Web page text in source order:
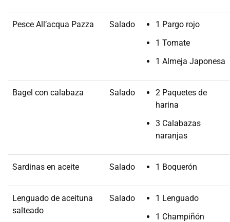
Pesce All’acqua Pazza Salado
1 Pargo rojo
1 Tomate
1 Almeja Japonesa
Bagel con calabaza Salado
2 Paquetes de
harina
3 Calabazas
naranjas
Sardinas en aceite Salado 1 Boquerón
Lenguado de aceituna
salteado
Salado
1 Lenguado
1 Champiñón